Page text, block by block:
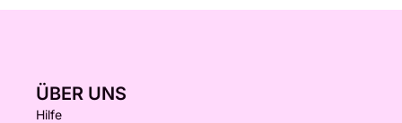
ÜBER UNS
Hilfe